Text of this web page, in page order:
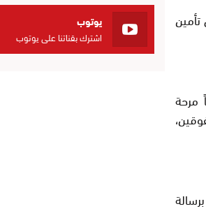
مرحة
يوتوب
اشترك بقناتنا على يوتوب